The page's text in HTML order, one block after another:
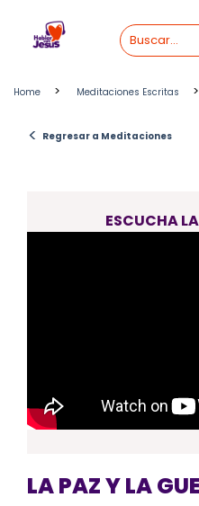
content
Home > Meditaciones Escritas >
< Regresar a Meditaciones
ESCUCHA
LA PAZ Y LA